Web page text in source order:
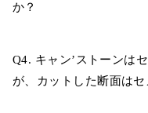
か？
Q4. キャン’ストーンは
が、カットした断面はセ